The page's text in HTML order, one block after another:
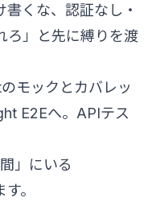
くな、認証なし・
ろ」と先に縛りを渡
モックとカバレッ
E2Eへ。APIテス
」にいる
。